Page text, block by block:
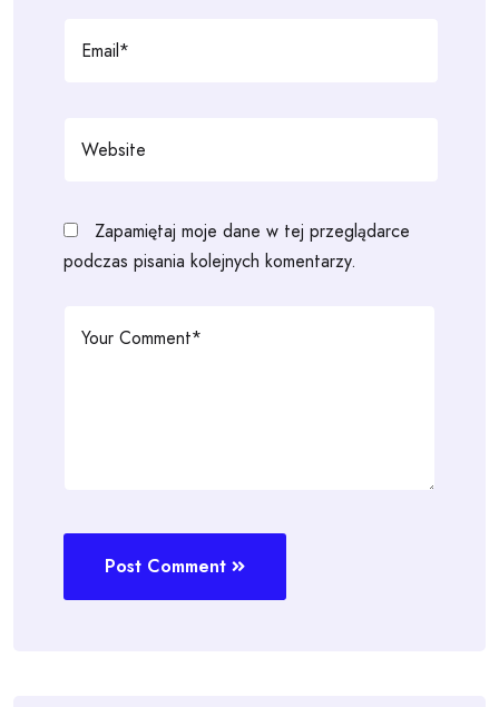
Zapamiętaj moje dane w tej przeglądarce
podczas pisania kolejnych komentarzy.
Post Comment